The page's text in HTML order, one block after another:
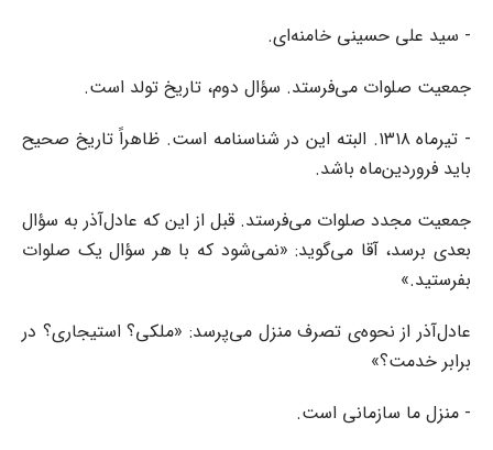
- سید علی حسینی خامنه‌ای.
جمعیت صلوات می‌فرستد. سؤال دوم، تاریخ تولد است.
- تیرماه ۱۳۱۸. البته این در شناسنامه است. ظاهراً تاریخ صحیح
باید فروردین‌ماه باشد.
جمعیت مجدد صلوات می‌فرستد. قبل از این که عادل‌آذر به سؤال
بعدی برسد، آقا می‌گوید: «نمی‌شود که با هر سؤال یک صلوات
بفرستید.»
عادل‌آذر از نحوه‌ی تصرف منزل می‌پرسد: «ملکی؟ استیجاری؟ در
برابر خدمت؟»
- منزل ما سازمانی است.